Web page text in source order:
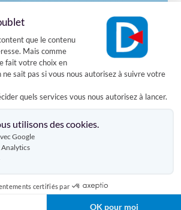
Gestion du
que le contenu
Mais comme
fait votre choix en
ne sait pas si vous nous autorisez à suivre votre
quels services vous nous autorisez à lancer.
utilisons des cookies.
Google
Analytics
certifiés par
OK pour moi
AUSSI
HANDICAPÉS AMOVIBLES
similaires
Lot de 2 mini rampes